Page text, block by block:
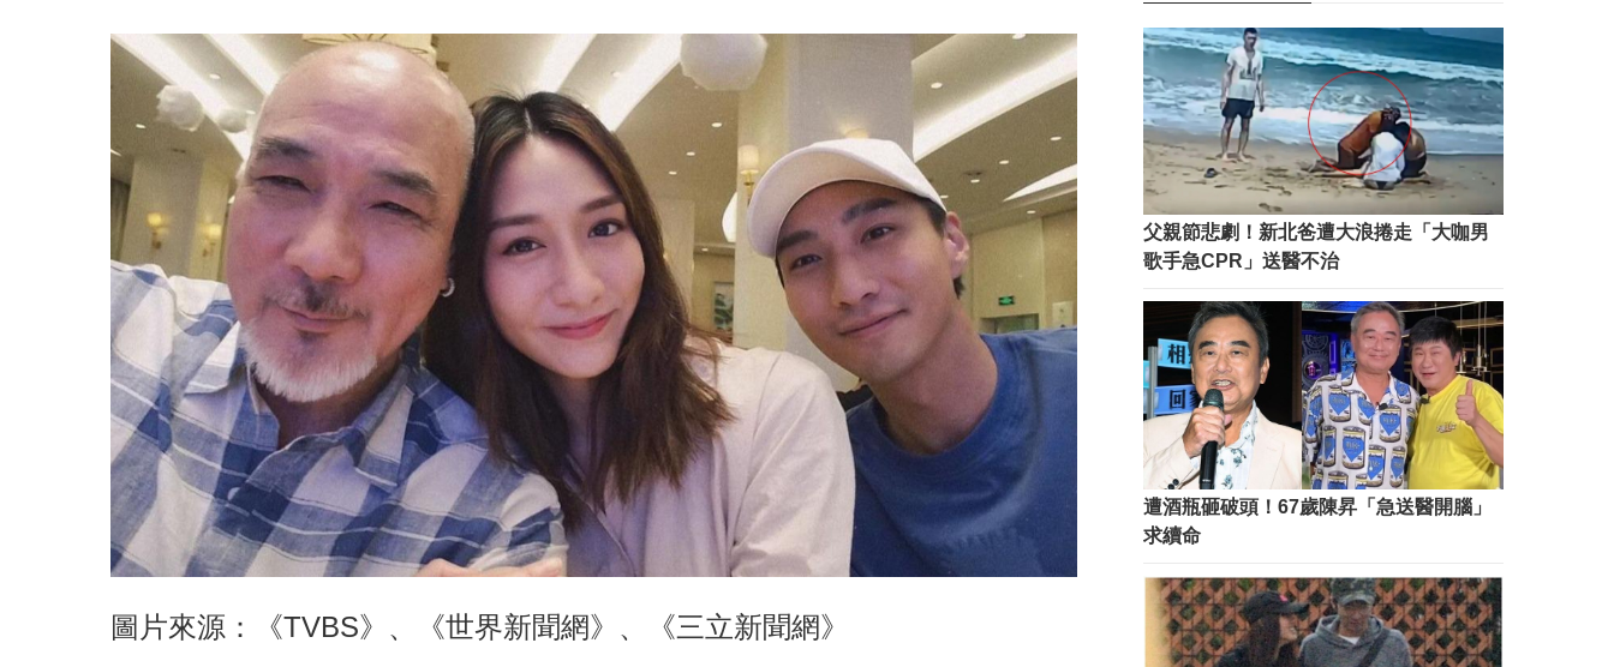
圖片來源：《TVBS》、《世界新聞網》、《三立新聞網》
父親節悲劇！新北爸遭大浪捲走「大咖男
歌手急CPR」送醫不治
遭酒瓶砸破頭！67歲陳昇「急送醫開腦」
求續命